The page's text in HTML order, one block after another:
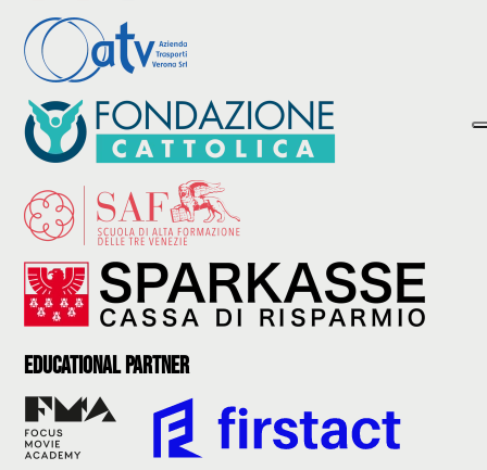
Educational partner